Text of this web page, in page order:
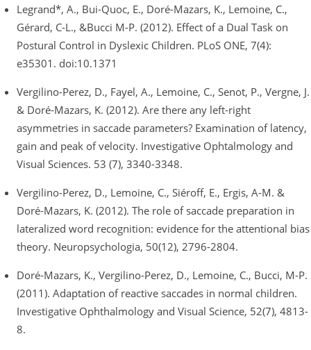
Legrand*, A., Bui-Quoc, E., Doré-Mazars, K., Lemoine, C.,
Gérard, C-L., &Bucci M-P. (2012). Effect of a Dual Task on
Postural Control in Dyslexic Children. PLoS ONE, 7(4):
e35301. doi:10.1371
Vergilino-Perez, D., Fayel, A., Lemoine, C., Senot, P., Vergne, J.
& Doré-Mazars, K. (2012). Are there any left-right
asymmetries in saccade parameters? Examination of latency,
gain and peak of velocity. Investigative Ophtalmology and
Visual Sciences. 53 (7), 3340-3348.
Vergilino-Perez, D., Lemoine, C., Siéroff, E., Ergis, A-M. &
Doré-Mazars, K. (2012). The role of saccade preparation in
lateralized word recognition: evidence for the attentional bias
theory. Neuropsychologia, 50(12), 2796-2804.
Doré-Mazars, K., Vergilino-Perez, D., Lemoine, C., Bucci, M-P.
(2011). Adaptation of reactive saccades in normal children.
Investigative Ophthalmology and Visual Science, 52(7), 4813-
8.